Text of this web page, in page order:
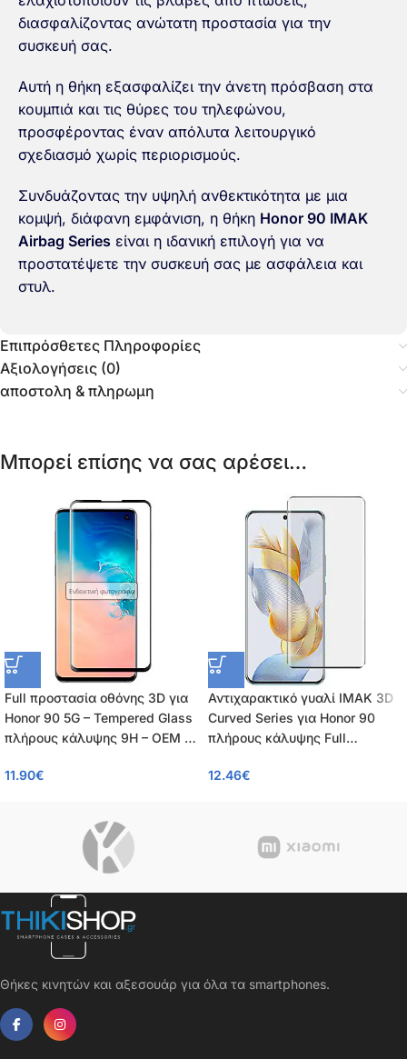
διασφαλίζοντας ανώτατη προστασία για την
συσκευή σας.
Αυτή η θήκη εξασφαλίζει την άνετη πρόσβαση στα
κουμπιά και τις θύρες του τηλεφώνου,
προσφέροντας έναν απόλυτα λειτουργικό
σχεδιασμό χωρίς περιορισμούς.
Συνδυάζοντας την υψηλή ανθεκτικότητα με μια
κομψή, διάφανη εμφάνιση, η θήκη Honor 90 IMAK
Airbag Series είναι η ιδανική επιλογή για να
προστατέψετε την συσκευή σας με ασφάλεια και
στυλ.
Επιπρόσθετες Πληροφορίες
Αξιολογήσεις (0)
αποστολη & πληρωμη
Μπορεί επίσης να σας αρέσει…
Ενδεικτική φωτογραφία
Full προστασία οθόνης 3D για
Honor 90 5G – Tempered Glass
πλήρους κάλυψης 9H – OEM –
11.90€
Αντιχαρακτικό γυαλί IMAK 3D
Curved Series για Honor 90
πλήρους κάλυψης Full
12.46€
Θήκες κινητών και αξεσουάρ για όλα τα smartphones.